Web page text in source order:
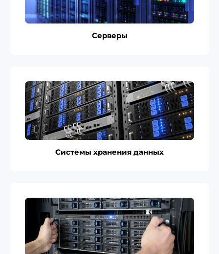
Серверы
Системы хранения данных